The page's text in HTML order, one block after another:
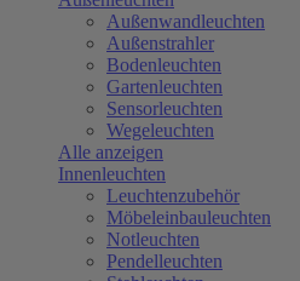
Außenwandleuchten
Außenstrahler
Bodenleuchten
Gartenleuchten
Sensorleuchten
Wegeleuchten
Alle anzeigen
Innenleuchten
Leuchtenzubehör
Möbeleinbauleuchten
Notleuchten
Pendelleuchten